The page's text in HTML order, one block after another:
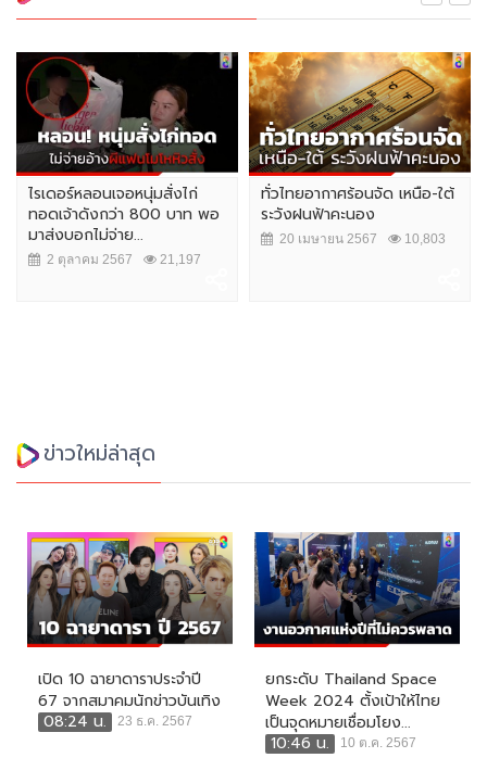
ไรเดอร์หลอนเจอหนุ่มสั่งไก่
ทอดเจ้าดังกว่า 800 บาท พอ
มาส่งบอกไม่จ่าย...
2 ตุลาคม 2567 21,197
ทั่วไทยอากาศร้อนจัด เหนือ-ใต้
ระวังฝนฟ้าคะนอง
20 เมษายน 2567 10,803
ข่าวใหม่ล่าสุด
เปิด 10 ฉายาดาราประจำปี
67 จากสมาคมนักข่าวบันเทิง
08:24 น.
23 ธ.ค. 2567
ยกระดับ Thailand Space
Week 2024 ตั้งเป้าให้ไทย
เป็นจุดหมายเชื่อมโยง...
10:46 น.
10 ต.ค. 2567